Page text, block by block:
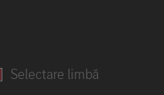
Selectare limbă